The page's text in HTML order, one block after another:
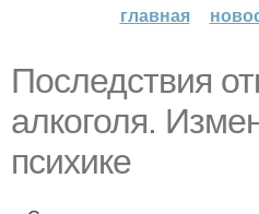
главная
Последствия
алкоголя.
психике